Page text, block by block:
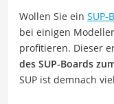
Wollen Sie ein SUP-
bei einigen
profitieren. Dieser
des SUP-Boards
SUP ist demnach